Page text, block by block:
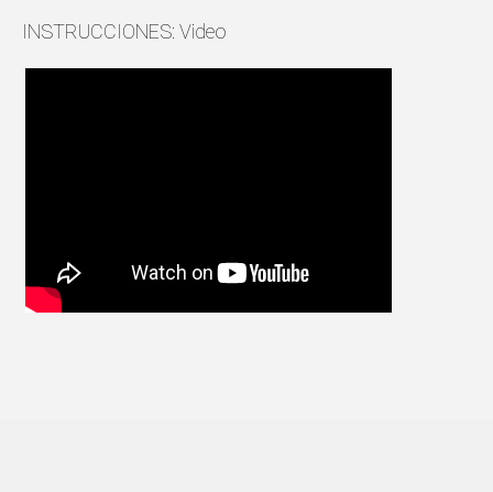
INSTRUCCIONES: Video